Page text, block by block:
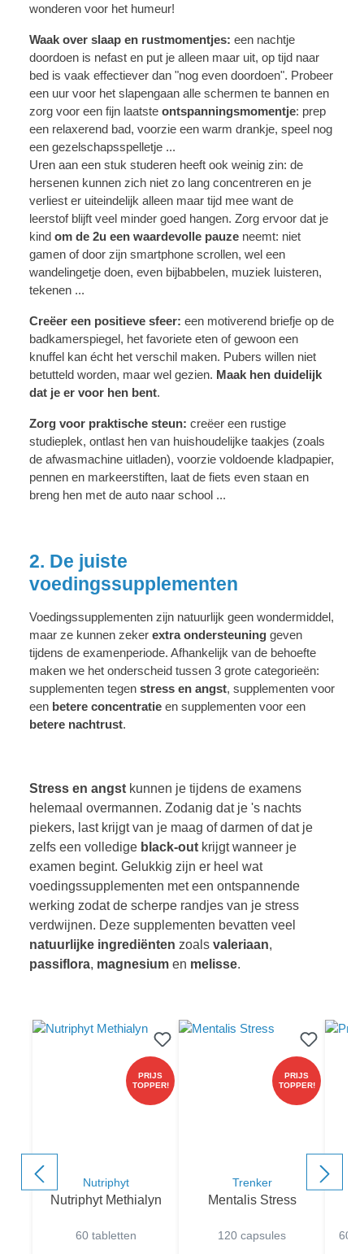
wonderen voor het humeur!
Waak over slaap en rustmomentjes: een nachtje
doordoen is nefast en put je alleen maar uit, op tijd naar
bed is vaak effectiever dan "nog even doordoen". Probeer
een uur voor het slapengaan alle schermen te bannen en
zorg voor een fijn laatste ontspanningsmomentje: prep
een relaxerend bad, voorzie een warm drankje, speel nog
een gezelschapsspelletje ...
Uren aan een stuk studeren heeft ook weinig zin: de
hersenen kunnen zich niet zo lang concentreren en je
verliest er uiteindelijk alleen maar tijd mee want de
leerstof blijft veel minder goed hangen. Zorg ervoor dat je
kind om de 2u een waardevolle pauze neemt: niet
gamen of door zijn smartphone scrollen, wel een
wandelingetje doen, even bijbabbelen, muziek luisteren,
tekenen ...
Creëer een positieve sfeer: een motiverend briefje op de
badkamerspiegel, het favoriete eten of gewoon een
knuffel kan écht het verschil maken. Pubers willen niet
betutteld worden, maar wel gezien. Maak hen duidelijk
dat je er voor hen bent.
Zorg voor praktische steun: creëer een rustige
studieplek, ontlast hen van huishoudelijke taakjes (zoals
de afwasmachine uitladen), voorzie voldoende kladpapier,
pennen en markeerstiften, laat de fiets even staan en
breng hen met de auto naar school ...
2. De juiste
voedingssupplementen
Voedingssupplementen zijn natuurlijk geen wondermiddel,
maar ze kunnen zeker extra ondersteuning geven
tijdens de examenperiode. Afhankelijk van de behoefte
maken we het onderscheid tussen 3 grote categorieën:
supplementen tegen stress en angst, supplementen voor
een betere concentratie en supplementen voor een
betere nachtrust.
Stress en angst kunnen je tijdens de examens
helemaal overmannen. Zodanig dat je 's nachts
piekers, last krijgt van je maag of darmen of dat je
zelfs een volledige black-out krijgt wanneer je
examen begint. Gelukkig zijn er heel wat
voedingssupplementen met een ontspannende
werking zodat de scherpe randjes van je stress
verdwijnen. Deze supplementen bevatten veel
natuurlijke ingrediënten zoals valeriaan,
passiflora, magnesium en melisse.
component.cms.productGallery.skipProductGallery
PRIJS
TOPPER!
Nutriphyt
Nutriphyt Methialyn
60 tabletten
PRIJS
TOPPER!
Trenker
Mentalis Stress
120 capsules 60 +